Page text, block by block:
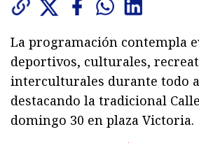
La programación contempla
deportivos, culturales,
interculturales durante todo
destacando la tradicional
domingo 30 en plaza Victoria.